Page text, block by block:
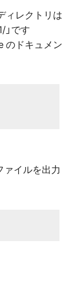
ィレクトリは
です
のドキュメン
ァイルを出力